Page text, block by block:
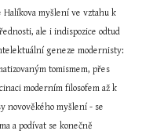
Halíkova myšlení ve vztahu k
ale i indispozice odtud
geneze modernisty:
tomismem, přes
moderním filosofem až k
novověkého myšlení - se
a podívat se konečně